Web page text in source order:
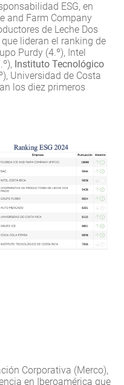
ESG, en
and Farm Company
de Leche Dos
lideran el ranking de
Purdy (4.º), Intel
Instituto Tecnológico
Universidad de Costa
los diez primeros
Corporativa (Merco),
en Iberoamérica que